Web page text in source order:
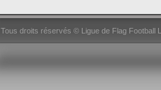
Tous droits réservés © Ligue de Flag